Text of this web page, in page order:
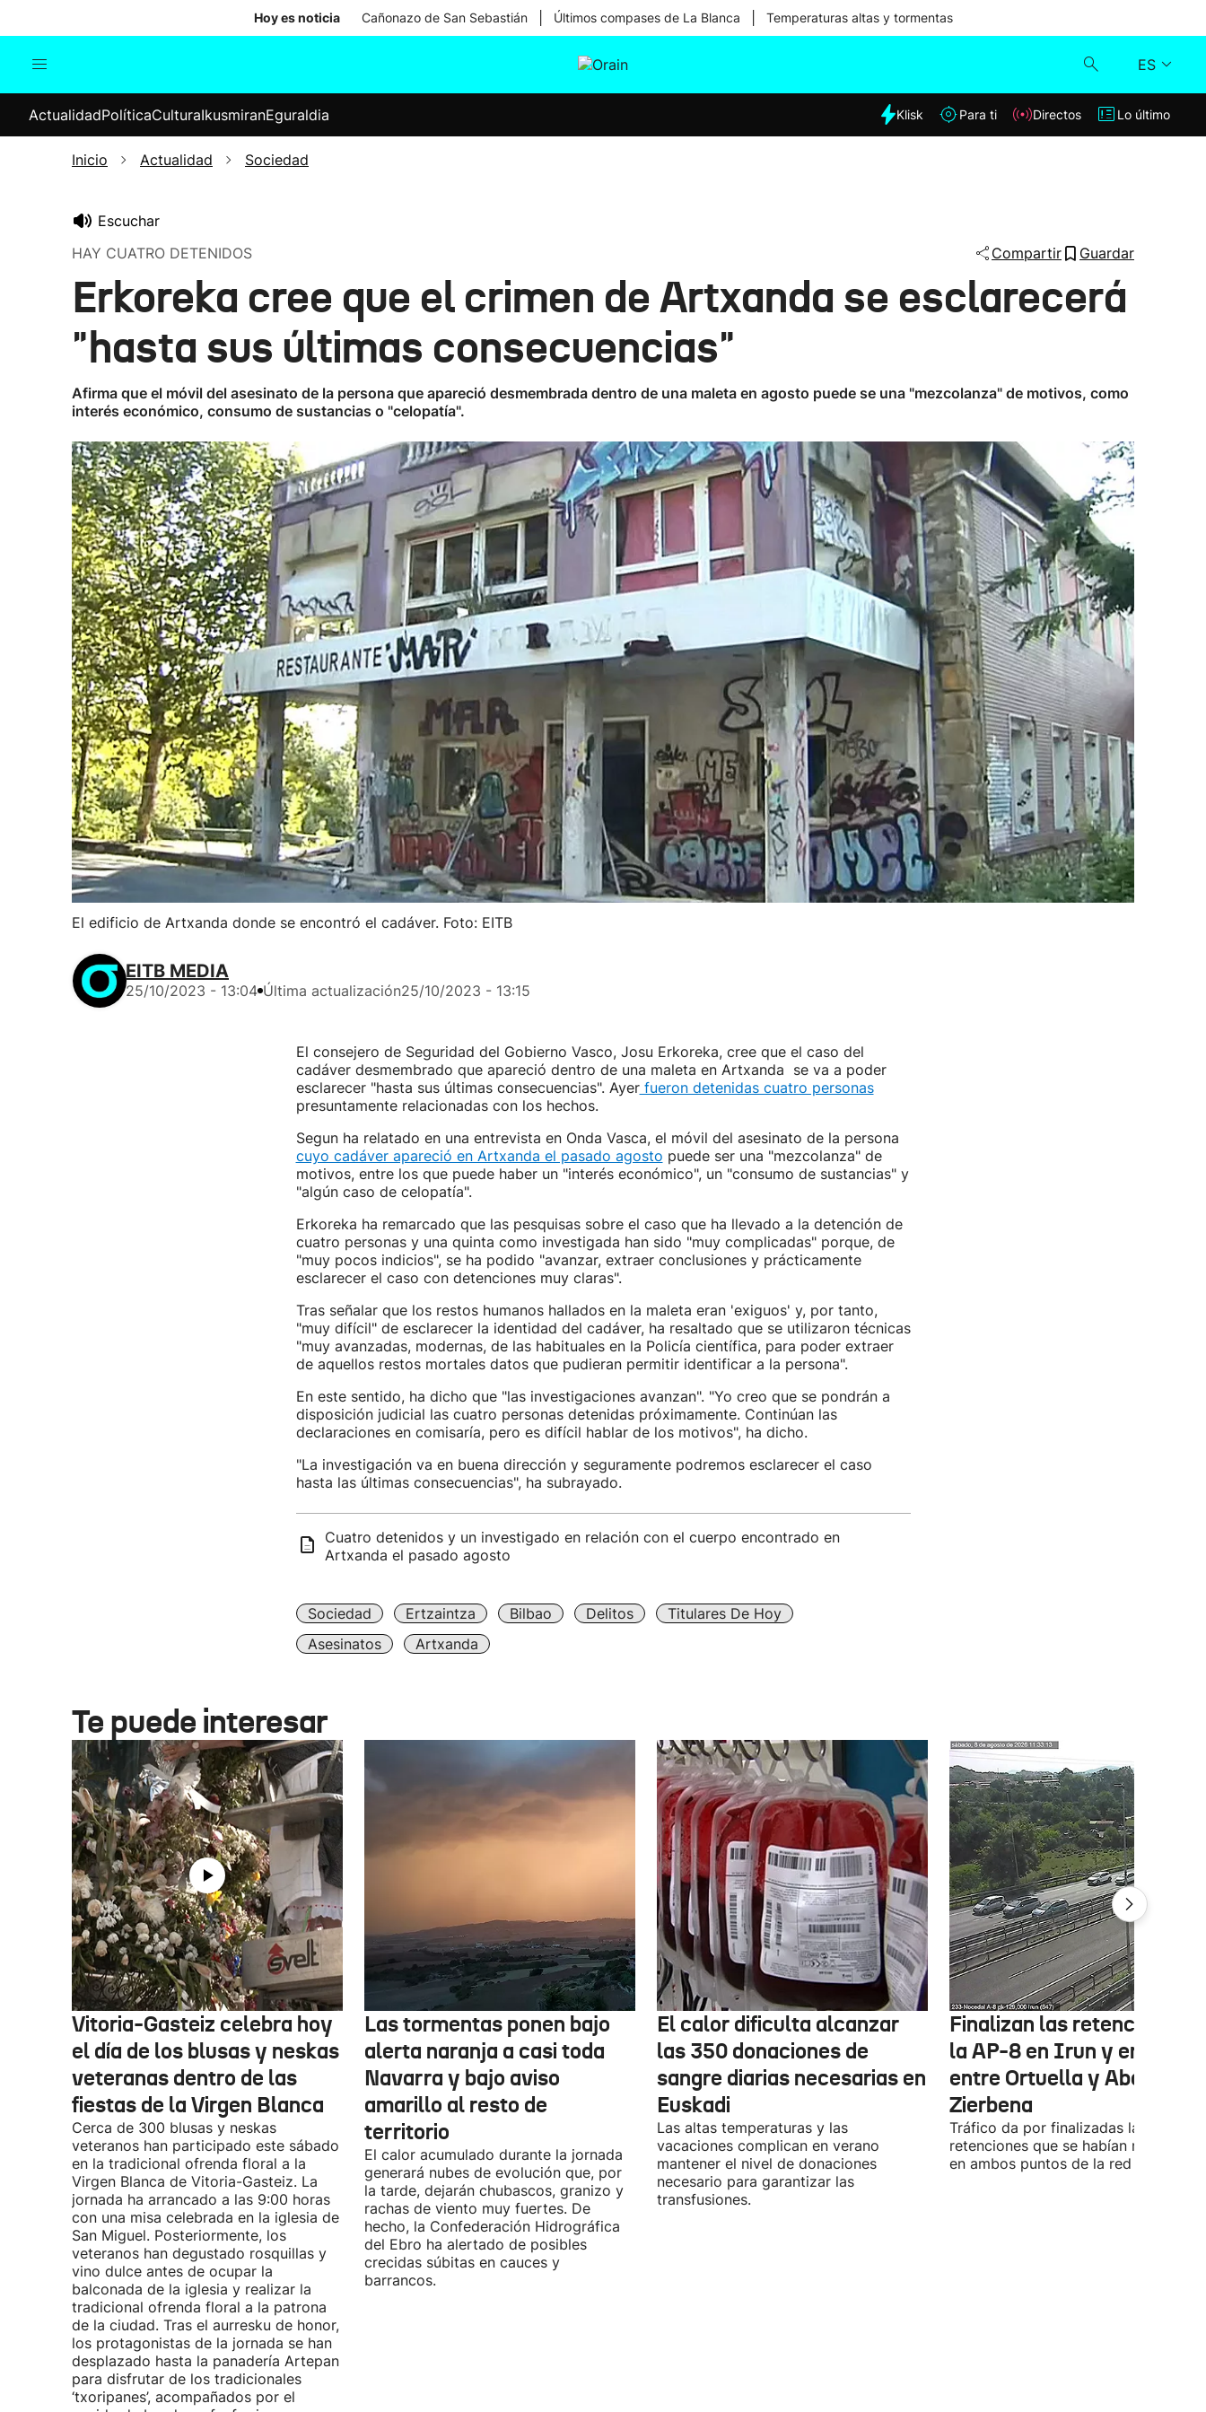
Hoy es noticia Cañonazo de San Sebastián Últimos compases de La Blanca Temperaturas altas y tormentas
ES
Internacional
Elecciones
Klisk
Lo último
ActualidadPolíticaCulturaIkusmiranEguraldia Klisk Para ti Directos Lo último
Inicio Actualidad Sociedad
Escuchar
HAY CUATRO DETENIDOS
Compartir Guardar
Erkoreka cree que el crimen de Artxanda se esclarecerá
"hasta sus últimas consecuencias"
Afirma que el móvil del asesinato de la persona que apareció desmembrada dentro de una maleta en agosto puede se una "mezcolanza" de motivos, como
interés económico, consumo de sustancias o "celopatía".
El edificio de Artxanda donde se encontró el cadáver. Foto: EITB
EITB MEDIA
25/10/2023 - 13:04 Última actualización25/10/2023 - 13:15
El consejero de Seguridad del Gobierno Vasco, Josu Erkoreka, cree que el caso del
cadáver desmembrado que apareció dentro de una maleta en Artxanda se va a poder
esclarecer "hasta sus últimas consecuencias". Ayerfueron detenidas cuatro personas
presuntamente relacionadas con los hechos.
Segun ha relatado en una entrevista en Onda Vasca, el móvil del asesinato de la persona
cuyo cadáver apareció en Artxanda el pasado agosto puede ser una "mezcolanza" de
motivos, entre los que puede haber un "interés económico", un "consumo de sustancias" y
"algún caso de celopatía".
Erkoreka ha remarcado que las pesquisas sobre el caso que ha llevado a la detención de
cuatro personas y una quinta como investigada han sido "muy complicadas" porque, de
"muy pocos indicios", se ha podido "avanzar, extraer conclusiones y prácticamente
esclarecer el caso con detenciones muy claras".
Tras señalar que los restos humanos hallados en la maleta eran 'exiguos' y, por tanto,
"muy difícil" de esclarecer la identidad del cadáver, ha resaltado que se utilizaron técnicas
"muy avanzadas, modernas, de las habituales en la Policía científica, para poder extraer
de aquellos restos mortales datos que pudieran permitir identificar a la persona".
En este sentido, ha dicho que "las investigaciones avanzan". "Yo creo que se pondrán a
disposición judicial las cuatro personas detenidas próximamente. Continúan las
declaraciones en comisaría, pero es difícil hablar de los motivos", ha dicho.
"La investigación va en buena dirección y seguramente podremos esclarecer el caso
hasta las últimas consecuencias", ha subrayado.
Cuatro detenidos y un investigado en relación con el cuerpo encontrado en
Artxanda el pasado agosto
Sociedad Ertzaintza Bilbao Delitos
Titulares De Hoy
Asesinatos
Artxanda
Te puede interesar
Vitoria-Gasteiz celebra hoy
el día de los blusas y neskas
veteranas dentro de las
fiestas de la Virgen Blanca
Cerca de 300 blusas y neskas
veteranos han participado este sábado
en la tradicional ofrenda floral a la
Virgen Blanca de Vitoria-Gasteiz. La
jornada ha arrancado a las 9:00 horas
con una misa celebrada en la iglesia de
San Miguel. Posteriormente, los
veteranos han degustado rosquillas y
vino dulce antes de ocupar la
balconada de la iglesia y realizar la
tradicional ofrenda floral a la patrona
de la ciudad. Tras el aurresku de honor,
los protagonistas de la jornada se han
desplazado hasta la panadería Artepan
para disfrutar de los tradicionales
‘txoripanes’, acompañados por el
Las tormentas ponen bajo
alerta naranja a casi toda
Navarra y bajo aviso
amarillo al resto de
territorio
El calor acumulado durante la jornada
generará nubes de evolución que, por
la tarde, dejarán chubascos, granizo y
rachas de viento muy fuertes. De
hecho, la Confederación Hidrográfica
del Ebro ha alertado de posibles
crecidas súbitas en cauces y
barrancos.
El calor dificulta alcanzar
las 350 donaciones de
sangre diarias necesarias en
Euskadi
Las altas temperaturas y las
vacaciones complican en verano
mantener el nivel de donaciones
necesario para garantizar las
transfusiones.
Finalizan las retenciones
la AP-8 en Irun y en la A-8
entre Ortuella y Abanto-
Zierbena
Tráfico da por finalizadas las
retenciones que se habían registrado
en ambos puntos de la red viaria